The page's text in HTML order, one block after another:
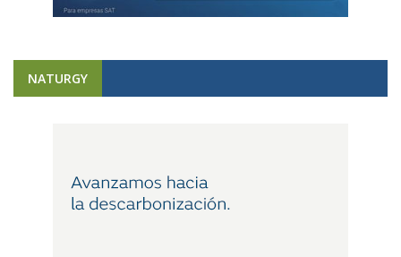
NATURGY